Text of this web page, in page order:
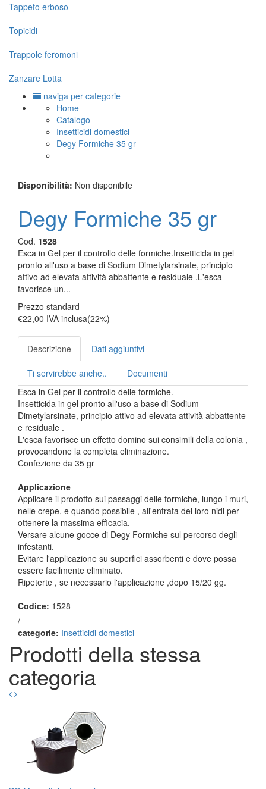
Tappeto erboso
Topicidi
Trappole feromoni
Zanzare Lotta
naviga per categorie
Home
Catalogo
Insetticidi domestici
Degy Formiche 35 gr
Disponibilità: Non disponibile
Degy Formiche 35 gr
Cod. 1528
Esca in Gel per il controllo delle formiche.Insetticida in gel
pronto all'uso a base di Sodium Dimetylarsinate, principio
attivo ad elevata attività abbattente e residuale .L'esca
favorisce un...
Prezzo standard
€22,00 IVA inclusa(22%)
Descrizione Dati aggiuntivi
Ti servirebbe anche..
Documenti
Esca in Gel per il controllo delle formiche.
Insetticida in gel pronto all'uso a base di Sodium
Dimetylarsinate, principio attivo ad elevata attività abbattente
e residuale .
L'esca favorisce un effetto domino sui consimili della colonia ,
provocandone la completa eliminazione.
Confezione da 35 gr
Applicazione
Applicare il prodotto sui passaggi delle formiche, lungo i muri,
nelle crepe, e quando possibile , all'entrata dei loro nidi per
ottenere la massima efficacia.
Versare alcune gocce di Degy Formiche sul percorso degli
infestanti.
Evitare l'applicazione su superfici assorbenti e dove possa
essere facilmente eliminato.
Ripeterte , se necessario l'applicazione ,dopo 15/20 gg.
Codice: 1528
/
categorie: Insetticidi domestici
Prodotti della stessa
categoria